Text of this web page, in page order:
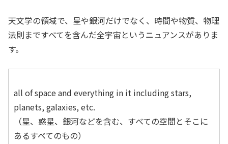
天文学の領域で、星や銀河だけでなく、時間や物質、物理
法則まですべてを含んだ全宇宙というニュアンスがありま
す。
all of space and everything in it including stars,
planets, galaxies, etc.
（星、惑星、銀河などを含む、すべての空間とそこに
あるすべてのもの）